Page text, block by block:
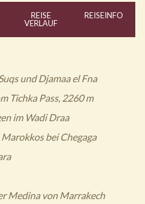
REISE
VERLAUF
REISEINFO
und Djamaa el Fna
Tichka Pass, 2260 m
im Wadi Draa
bei Chegaga
Medina von Marrakech